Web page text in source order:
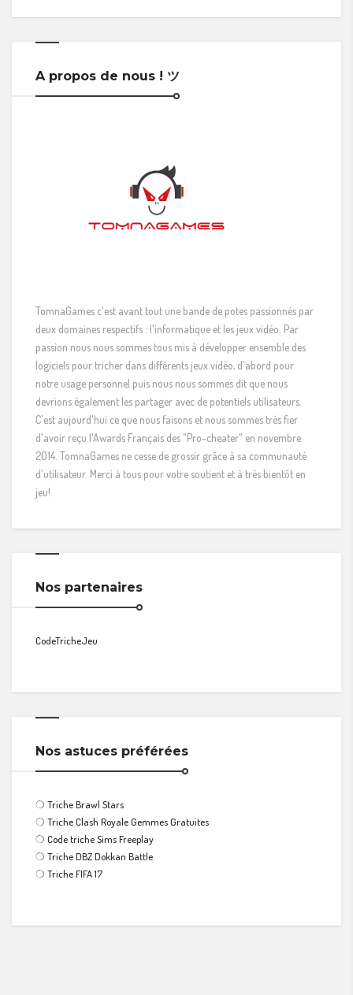
A propos de nous ! ツ
TomnaGames c'est avant tout une bande de potes passionnés par
deux domaines respectifs : l'informatique et les jeux vidéo. Par
passion nous nous sommes tous mis à développer ensemble des
logiciels pour tricher dans différents jeux vidéo, d'abord pour
notre usage personnel puis nous nous sommes dit que nous
devrions également les partager avec de potentiels utilisateurs.
C'est aujourd'hui ce que nous faisons et nous sommes très fier
d'avoir reçu l'Awards Français des "Pro-cheater" en novembre
2014. TomnaGames ne cesse de grossir grâce à sa communauté
d'utilisateur. Merci à tous pour votre soutient et à très bientôt en
jeu!
Nos partenaires
CodeTricheJeu
Nos astuces préférées
❍ Triche Brawl Stars
❍ Triche Clash Royale Gemmes Gratuites
❍ Code triche Sims Freeplay
❍ Triche DBZ Dokkan Battle
❍ Triche FIFA 17